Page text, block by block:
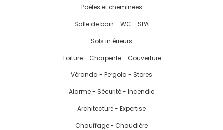
Poêles et cheminées
Salle de bain - WC - SPA
Sols intérieurs
Toiture - Charpente - Couverture
Véranda - Pergola - Stores
Alarme - Sécurité - Incendie
Architecture - Expertise
Chauffage - Chaudière